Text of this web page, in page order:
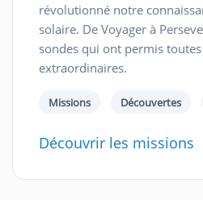
révolutionné notre
solaire. De Voyager à
sondes qui ont permis
extraordinaires.
Missions Découvertes
Découvrir les missions